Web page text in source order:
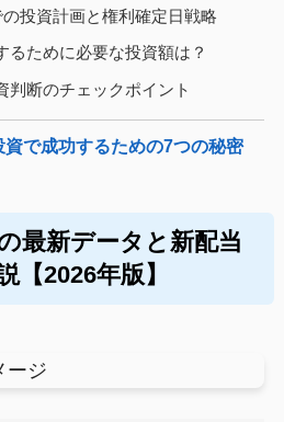
投資計画と権利確定日戦略
るために必要な投資額は？
判断のチェックポイント
で成功するための7つの秘密
最新データと新配当
【2026年版】